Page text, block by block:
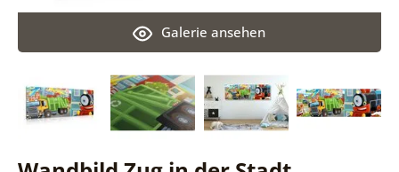
Galerie ansehen